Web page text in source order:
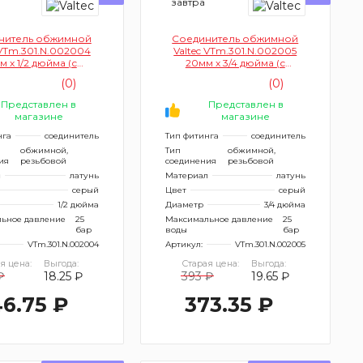
обжимной
х 1/2 дюйма (с
(0)
Представлен в
магазине
соединитель
обжимной,
резьбовой
латунь
серый
1/2 дюйма
давление
25
бар
VTm.301.N.002004
цена: Выгода:
18.25 ₽
₽
Соединитель обжимной
Valtec VTm.301.N.002005
20мм х 3/4 дюйма (с
(0)
Представлен в
магазине
Тип фитинга
соединитель
Тип
соединения
обжимной,
резьбовой
Материал
латунь
Цвет
серый
Диаметр
3/4 дюйма
Максимальное давление
воды
25
бар
Артикул:
VTm.301.N.002005
Старая цена:
393 ₽
Выгода:
19.65 ₽
373.35 ₽